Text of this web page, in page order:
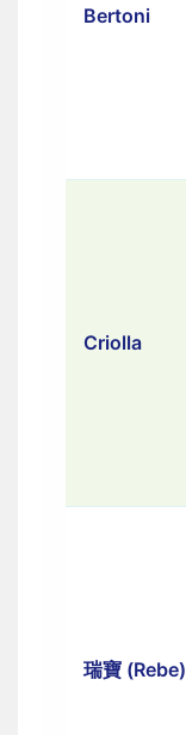
Bertoni
Criolla
瑞寶 (Rebe)